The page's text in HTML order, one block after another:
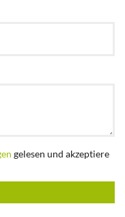
gelesen und akzeptiere